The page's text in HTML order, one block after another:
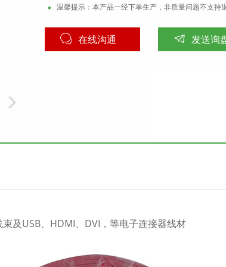
温馨提示：本产品一经下单生产，非质量问题不支持
在线沟通 发送询
及USB、HDMI、DVI，等电子连接器线材